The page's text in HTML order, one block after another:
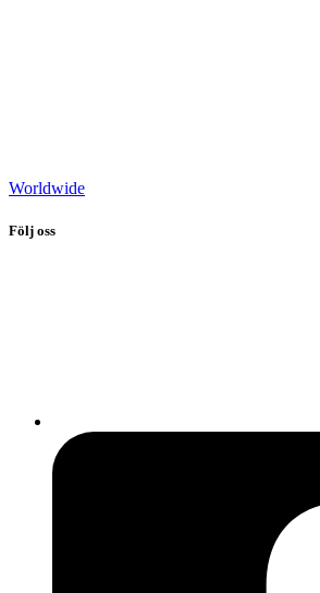
Worldwide
Följ oss